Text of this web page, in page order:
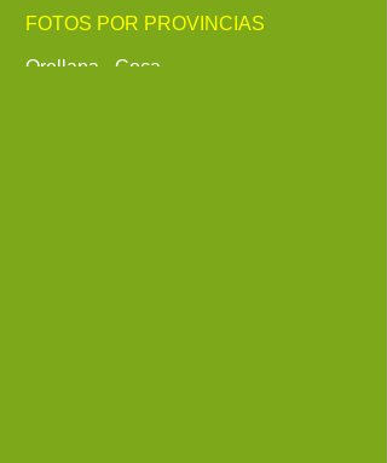
FOTOS POR PROVINCIAS
Orellana - Coca